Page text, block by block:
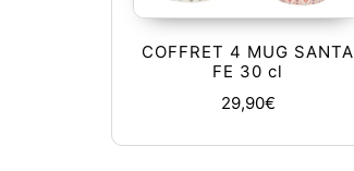
COFFRET 4 MUG SANTA
FE 30 cl
29,90€